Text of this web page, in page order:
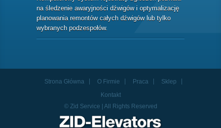
na śledzenie awaryjności dźwigów i optymalizację
planowania remontów całych dźwigów lub tylko
wybranych podzespołów.
Strona Główna O Firmie Praca
Sklep
Kontakt
© Zid Service | All Rights Reserved